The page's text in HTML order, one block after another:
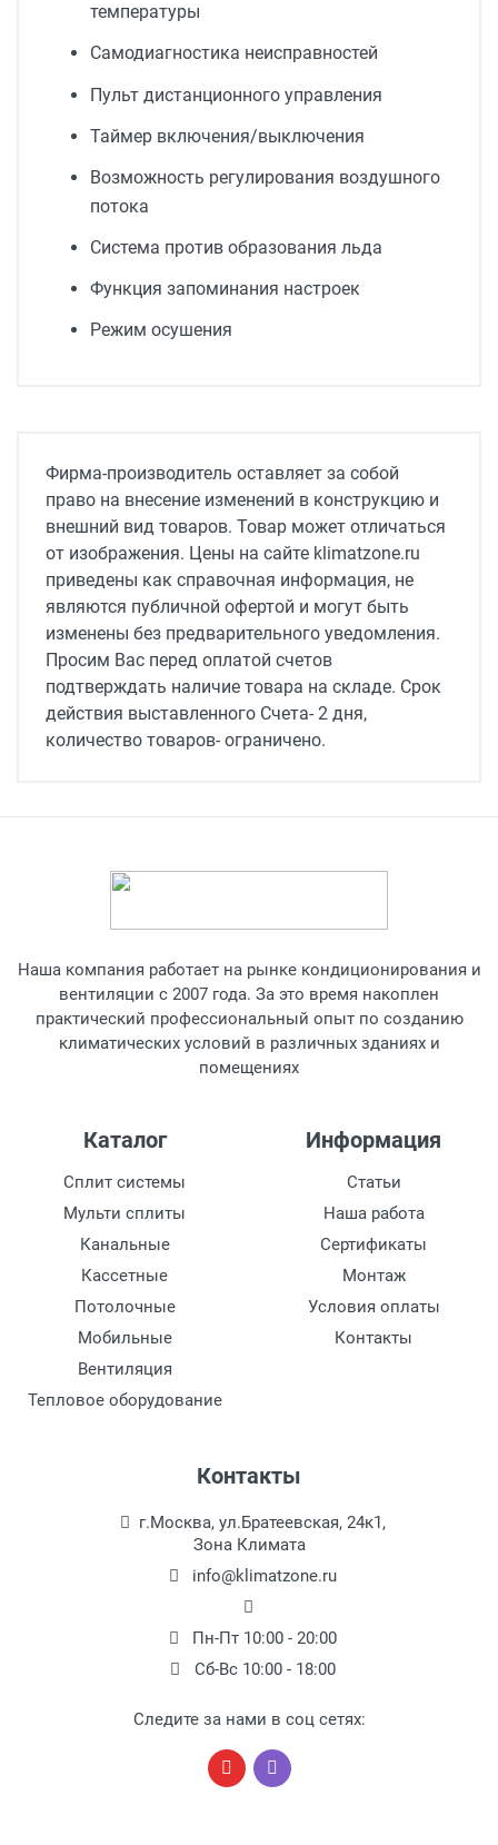
температуры
Самодиагностика неисправностей
Пульт дистанционного управления
Таймер включения/выключения
Возможность регулирования воздушного
потока
Система против образования льда
Функция запоминания настроек
Режим осушения
нет
Максимальная длина коммуникаций
30 м
Мощность в режиме охлаждения
5300 Вт
Мощность в режиме обогрева
5600 Вт
Потребляемая мощность при обогреве
режим вентиляции (без охлаждения и обогрева),
самодиагностика неисправностей, ночной режим
Уровень шума внутреннего блока (мин/макс)
37 / 34 / 30 дБ
есть, количество скоростей - 3
Минимальная температура при охлаждении
10 ~ 43 °С
Другие функции и особенности
возможность регулировки направления
воздушного потока, система против образования
льда, функция запоминания настроек
мобильного кондиционера (ШxВxГ)
Наружного блока сплит-системы или
Фирма-производитель оставляет за собой
право на внесение изменений в конструкцию и
внешний вид товаров. Товар может отличаться
от изображения. Цены на сайте klimatzone.ru
приведены как справочная информация, не
являются публичной офертой и могут быть
изменены без предварительного уведомления.
Просим Вас перед оплатой счетов
подтверждать наличие товара на складе. Срок
действия выставленного Счета- 2 дня,
количество товаров- ограничено.
Наша компания работает на рынке кондиционирования и
вентиляции с 2007 года. За это время накоплен
практический профессиональный опыт по созданию
климатических условий в различных зданиях и
помещениях
Каталог
Сплит системы
Мульти сплиты
Канальные
Кассетные
Потолочные
Мобильные
Вентиляция
Тепловое оборудование
Информация
Статьи
Наша работа
Сертификаты
Монтаж
Условия оплаты
Контакты
Контакты
г.Москва, ул.Братеевская, 24к1,
Зона Климата
info@klimatzone.ru
Пн-Пт 10:00 - 20:00
Сб-Вс 10:00 - 18:00
Следите за нами в соц сетях: